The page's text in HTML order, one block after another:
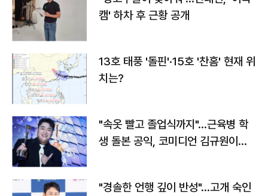
캠' 하차 후 근황 공개
13호 태풍 '돌핀'·15호 '찬홈' 현재 위
치는?
"속옷 빨고 졸업식까지"…근육병 학
생 돌본 공익, 코미디언 김규원이었
"경솔한 언행 깊이 반성"…고개 숙인